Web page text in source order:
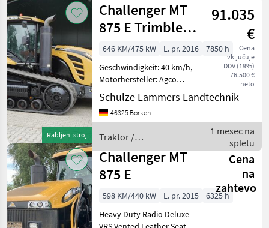
Kategorija 4 Država Filtri
TRENUTNA
POT
Kmetijska
tehnika
Traktor
Standardni
Traktor
Challenger
IZBERITE
KATEGORIJO
Challenger
Ponastavi
Prikaži 9
rezultatov
Rabljeni stroj
Challenger MT
875 E Trimble
GPS
91.035
€
Cena
vključuje
DDV (19%)
76.500 €
neto
646 KM/475 kW L. pr. 2016
7850 h
Geschwindigkeit: 40 km/h,
Motorhersteller: Agco
Power Sisu, Motortyp: 16,
8l, Motor-Zylinderanzahl:
12, Druckluftanlage (1-
Kreis), Bo
Schulze Lammers Landtechnik
46325 Borken
Traktor /
Challenger
1 mesec na
spletu
Challenger MT
875 E
Cena
na
zahtevo
598 KM/440 kW L. pr. 2015
6325 h
Heavy Duty Radio Deluxe